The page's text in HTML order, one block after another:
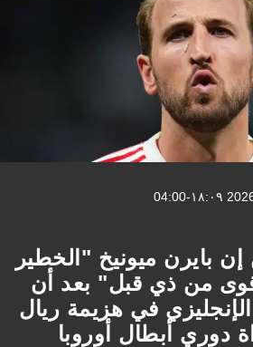
بايرن ميونيخ "الخطير
من ذي قبل" بعد أن
في هزيمة ريال
دوري أبطال أوروبا